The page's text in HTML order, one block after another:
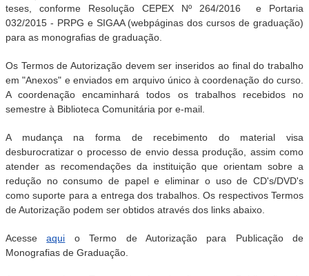
teses, conforme Resolução CEPEX Nº 264/2016 e Portaria
032/2015 - PRPG e SIGAA (webpáginas dos cursos de graduação)
para as monografias de graduação.
Os Termos de Autorização devem ser inseridos ao final do trabalho
em "Anexos" e enviados em arquivo único à coordenação do curso.
A coordenação encaminhará todos os trabalhos recebidos no
semestre à Biblioteca Comunitária por e-mail.
A mudança na forma de recebimento do material visa
desburocratizar o processo de envio dessa produção, assim como
atender as recomendações da instituição que orientam sobre a
redução no consumo de papel e eliminar o uso de CD's/DVD's
como suporte para a entrega dos trabalhos. Os respectivos Termos
de Autorização podem ser obtidos através dos links abaixo.
Acesseaqui o Termo de Autorização para Publicação de
Monografias de Graduação.